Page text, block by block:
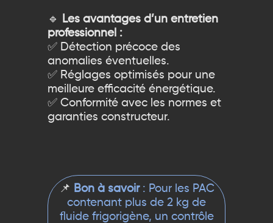
🔹
Les avantages d’un entretien
professionnel :
✅ Détection précoce des
anomalies éventuelles.
✅ Réglages optimisés pour une
meilleure efficacité énergétique.
✅ Conformité avec les normes et
garanties constructeur.
📌 Bon à savoir : Pour les PAC
contenant plus de 2 kg de
fluide frigorigène, un contrôle